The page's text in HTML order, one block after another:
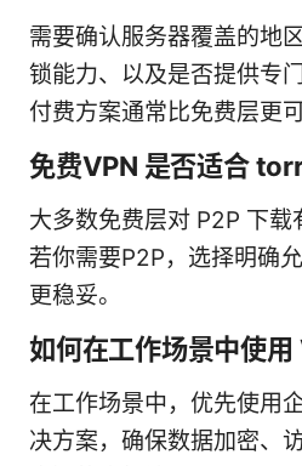
需要确认服务器覆盖的地
锁能力、以及是否提供专
付费方案通常比免费层更可
免费VPN 是否适合
大多数免费层对 P2P 下载
若你需要P2P，选择明确
更稳妥。
如何在工作场景中使用
在工作场景中，优先使用
决方案，确保数据加密、